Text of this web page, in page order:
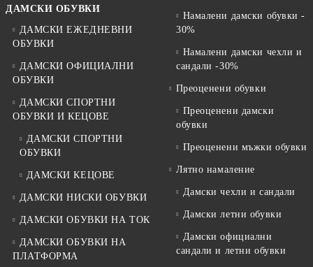
ДАМСКИ ОБУВКИ
ДАМСКИ ЕЖЕДНЕВНИ
ОБУВКИ
ДАМСКИ ОФИЦИАЛНИ
ОБУВКИ
ДАМСКИ СПОРТНИ
ОБУВКИ И КЕЦОВЕ
ДАМСКИ СПОРТНИ
ОБУВКИ
ДАМСКИ КЕЦОВЕ
ДАМСКИ НИСКИ ОБУВКИ
ДАМСКИ ОБУВКИ НА ТОК
ДАМСКИ ОБУВКИ НА
ПЛАТФОРМА
Намалени дамски обувки -
30%
Намалени дамски чехли и
сандали -30%
Преоценени обувки
Преоценени дамски
обувки
Преоценени мъжки обувки
Лятно намаление
Дамски чехли и сандали
Дамски летни обувки
Дамски официални
сандали и летни обувки